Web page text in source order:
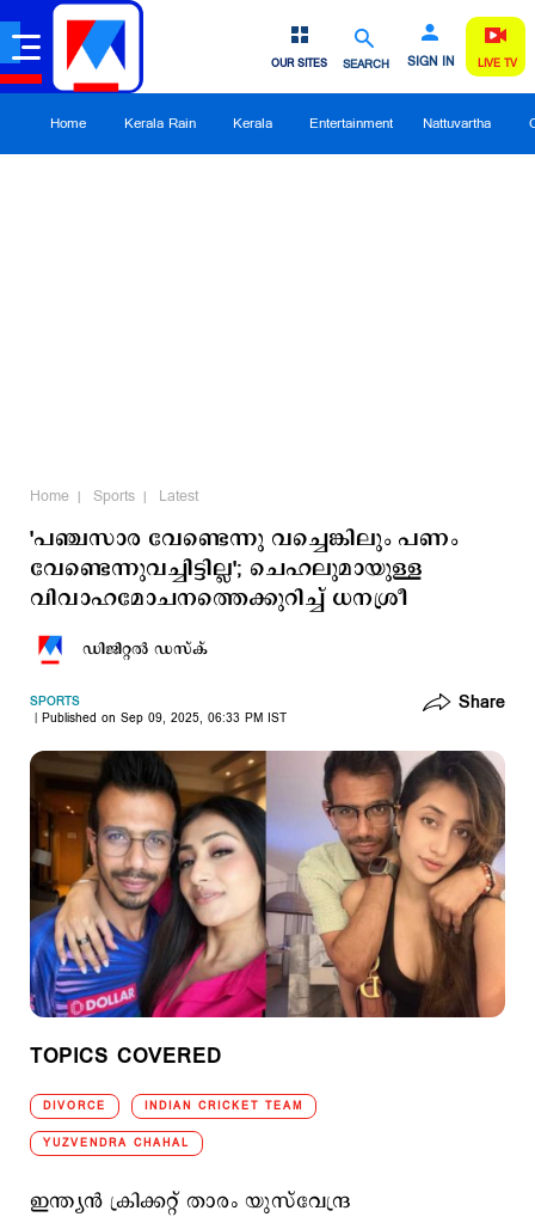
SEARCH SIGN IN
OUR SITES LIVE TV
Home Kerala Rain Kerala Entertainment Nattuvartha
Home Sports Latest
'പഞ്ചസാര വേണ്ടെന്നു വച്ചെങ്കിലും പണം
വേണ്ടെന്നുവച്ചിട്ടില്ല'; ചെഹലുമായുള്ള
വിവാഹമോചനത്തെക്കുറിച്ച് ധനശ്രീ
ഡിജിറ്റല്‍ ഡസ്ക്
SPORTS
Published on Sep 09, 2025, 06:33 PM IST
Share
TOPICS COVERED
DIVORCE INDIAN CRICKET TEAM
YUZVENDRA CHAHAL
ഇന്ത്യന്‍ ക്രിക്കറ്റ് താരം യുസ്‍വേന്ദ്ര